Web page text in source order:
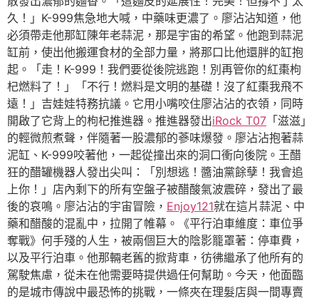
久！」K-999焦急地大喊，中藥味更濃了。廖沾沾知道，他
必須帶走他那缸陳年老蒜泥，那是宇宙的希望。他跑到蒜泥
缸前，使出他搬運食材的全部力量，將那口比他還胖的缸抱
起。「走！K-999！我們要從後院逃跑！別再管你的紅棗枸
杞燃料了！」「不行！燃料是文明的基礎！沒了紅棗我飛不
遠！」吉娃娃特務抗議。它用小嘴咬住廖沾沾的衣領，同時
開啟了它背上的枸杞推進器。推進器發出iRock T07 「滋滋」
的輕微煎煮聲，伴隨著一股濃郁的蔘味爆發。廖沾沾抱著蒜
泥缸、K-999咬著他，一起從撞出來的洞口衝向後院。王醋
狂的醋罐機器人發出尖叫：「別想逃！醬油黨餘孽！我會追
上你！」店內剩下的所有空盤子被醋酸氣波震碎，發出了最
後的哀鳴。廖沾沾的宇宙冒險， Enjoy121就在這片蒜泥、中
藥和醋酸的混亂中，拉開了帷幕。《平行泊車維度：車位爭
奪戰》何手殘的人生，被兩個巨大的陰影籠罩著：停車費，
以及平行泊車。他那輛老舊的掀背車，彷彿繼承了他所有的
駕駛焦慮，從未在他需要時提供過任何幫助。今天，他面臨
的是城市傳說中最恐怖的挑戰，一條夾在理髮店與一間專賣